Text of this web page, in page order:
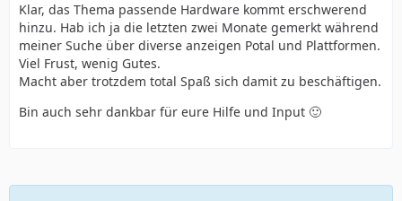
Klar, das Thema passende Hardware kommt erschwerend
hinzu. Hab ich ja die letzten zwei Monate gemerkt während
meiner Suche über diverse anzeigen Potal und Plattformen.
Viel Frust, wenig Gutes.
Macht aber trotzdem total Spaß sich damit zu beschäftigen.
Bin auch sehr dankbar für eure Hilfe und Input 🙂